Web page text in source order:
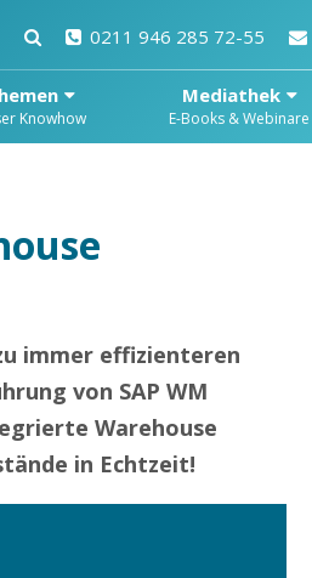
0211 946 285 72-55
Knowhow
Mediathek
E-Books & Webinare
immer effizienteren
von SAP WM
Warehouse
in Echtzeit!